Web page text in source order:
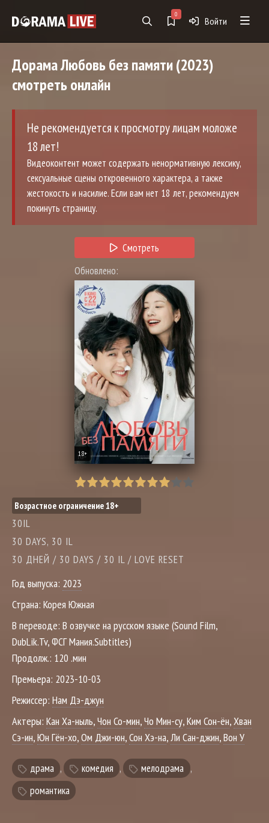
0
Войти
ДорамаЛюбовь без памяти(2023)
смотреть онлайн
Не рекомендуется к просмотру лицам моложе
18 лет!
Видеоконтент может содержать ненормативную лексику,
сексуальные сцены откровенного характера, а также
жестокость и насилие. Если вам нет 18 лет, рекомендуем
покинуть страницу.
Смотреть
Обновлено:
18+
Возрастное ограничение 18+
30IL
30 DAYS, 30 IL
30 ДНЕЙ / 30 DAYS / 30 IL / LOVE RESET
Год выпуска: 2023
Страна: Корея Южная
В переводе: В озвучке на русском языке (Sound Film,
DubLik.Tv, ФСГ Мания.Subtitles)
Продолж.: 120 .мин
Премьера: 2023-10-03
Режиссер: Нам Дэ-джун
Актеры: Кан Ха-ныль,Чон Со-мин,Чо Мин-су,Ким Сон-ён,Хван
Сэ-ин,Юн Гён-хо,Ом Джи-юн,Сон Хэ-на,Ли Сан-джин,Вон У
драма , комедия , мелодрама ,
романтика